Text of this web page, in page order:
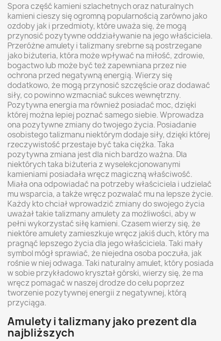
Spora część kamieni szlachetnych oraz naturalnych
kamieni cieszy się ogromną popularnością zarówno jako
ozdoby jak i przedmioty, które uważa się, że mogą
przynosić pozytywne oddziaływanie na jego właściciela.
Przeróżne amulety i talizmany srebrne są postrzegane
jako biżuteria, która może wpływać na miłość, zdrowie,
bogactwo lub może być też zapewniana przez nie
ochrona przed negatywną energią. Wierzy się
dodatkowo, że mogą przynosić szczęście oraz dodawać
siły, co powinno wzmacniać sukces wewnętrzny.
Pozytywna energia ma również posiadać moc, dzięki
której można lepiej poznać samego siebie. Wprowadza
ona pozytywne zmiany do twojego życia. Posiadanie
osobistego talizmanu niektórym dodaje siły, dzięki której
rzeczywistość przestaje być taka ciężka. Taka
pozytywna zmiana jest dla nich bardzo ważna. Dla
niektórych taka biżuteria z wyselekcjonowanymi
kamieniami posiadała wręcz magiczną właściwość.
Miała ona odpowiadać na potrzeby właściciela i udzielać
mu wsparcia, a także wręcz pozwalać mu na lepsze życie.
Każdy kto chciał wprowadzić zmiany do swojego życia
uważał takie talizmany amulety za możliwości, aby w
pełni wykorzystać siłę kamieni. Czasem wierzy się, że
niektóre amulety zamieszkuje wręcz jakiś duch, który ma
pragnąć lepszego życia dla jego właściciela. Taki mały
symbol mógł sprawiać, że niejedna osoba poczuła, jak
rośnie w niej odwaga. Taki naturalny amulet, który posiada
w sobie przykładowo kryształ górski, wierzy się, że ma
wręcz pomagać w naszej drodze do celu poprzez
tworzenie pozytywnej energii z negatywnej, którą
przyciąga.
Amulety i talizmany jako prezent dla
najbliższych